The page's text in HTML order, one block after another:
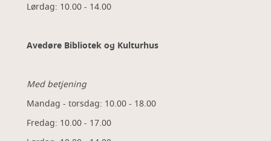
Lørdag: 10.00 - 14.00
Avedøre Bibliotek og Kulturhus
Med betjening
Mandag - torsdag: 10.00 - 18.00
Fredag: 10.00 - 17.00